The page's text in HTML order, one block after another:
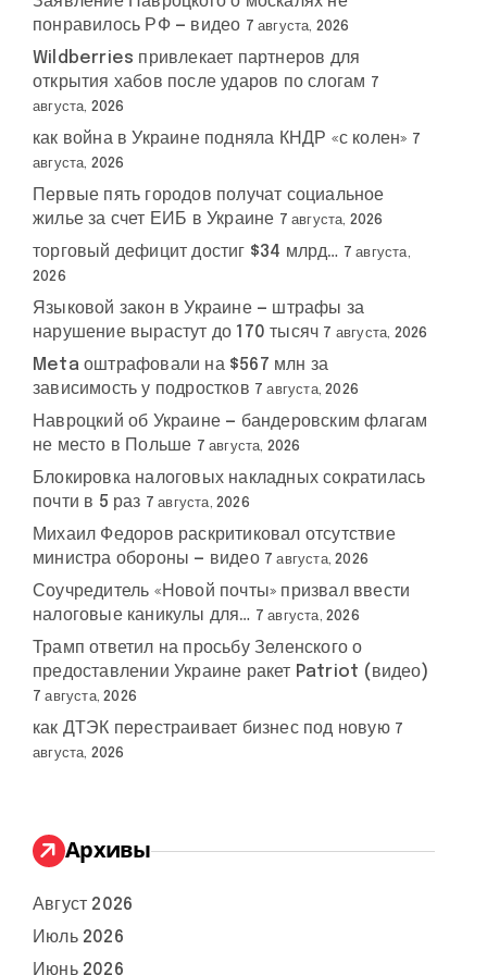
понравилось РФ — видео 7 августа, 2026
Wildberries привлекает партнеров для
открытия хабов после ударов по слогам 7
августа, 2026
как война в Украине подняла КНДР «с колен» 7
августа, 2026
Первые пять городов получат социальное
жилье за счет ЕИБ в Украине 7 августа, 2026
торговый дефицит достиг $34 млрд… 7 августа,
2026
Языковой закон в Украине — штрафы за
нарушение вырастут до 170 тысяч 7 августа, 2026
Meta оштрафовали на $567 млн за
зависимость у подростков 7 августа, 2026
Навроцкий об Украине — бандеровским флагам
не место в Польше 7 августа, 2026
Блокировка налоговых накладных сократилась
почти в 5 раз 7 августа, 2026
Михаил Федоров раскритиковал отсутствие
министра обороны — видео 7 августа, 2026
Соучредитель «Новой почты» призвал ввести
налоговые каникулы для… 7 августа, 2026
Трамп ответил на просьбу Зеленского о
предоставлении Украине ракет Patriot (видео)
7 августа, 2026
как ДТЭК перестраивает бизнес под новую 7
августа, 2026
Архивы
Август 2026
Июль 2026
Июнь 2026